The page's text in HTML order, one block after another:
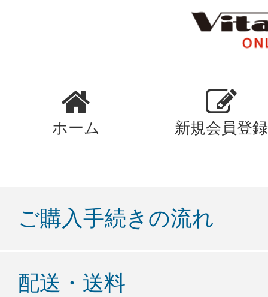
ホーム 新規会員登録
ご購入手続きの流れ
配送・送料